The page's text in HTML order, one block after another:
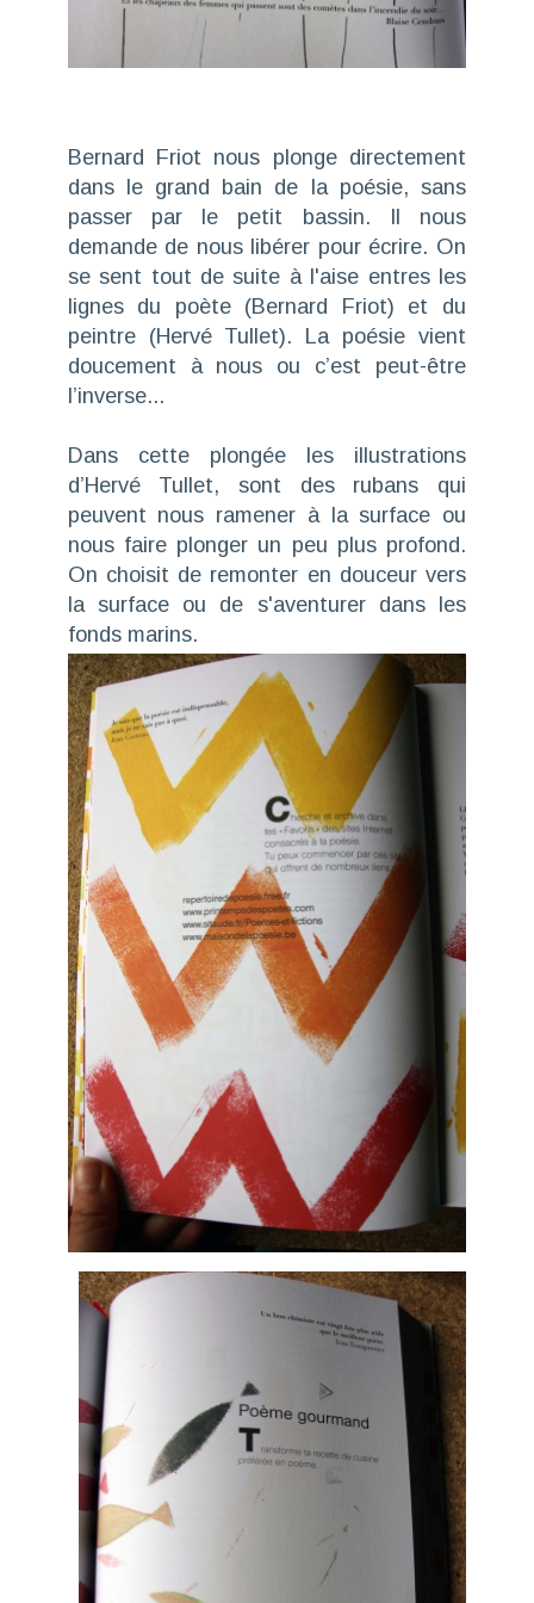
Bernard Friot nous plonge directement
dans le grand bain de la poésie, sans
passer par le petit bassin. Il nous
demande de nous libérer pour écrire. On
se sent tout de suite à l'aise entres les
lignes du poète (Bernard Friot) et du
peintre (Hervé Tullet). La poésie vient
doucement à nous ou c’est peut-être
l’inverse...
Dans cette plongée les illustrations
d’Hervé Tullet, sont des rubans qui
peuvent nous ramener à la surface ou
nous faire plonger un peu plus profond.
On choisit de remonter en douceur vers
la surface ou de s'aventurer dans les
fonds marins.